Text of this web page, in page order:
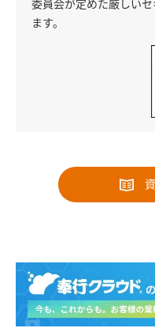
委員会が定めた厳しい
ます。